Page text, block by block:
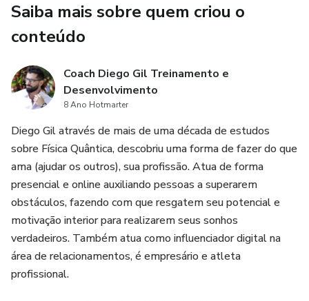
Saiba mais sobre quem criou o
conteúdo
Coach Diego Gil Treinamento e
Desenvolvimento
8 Ano Hotmarter
Diego Gil através de mais de uma década de estudos
sobre Física Quântica, descobriu uma forma de fazer do que
ama (ajudar os outros), sua profissão. Atua de forma
presencial e online auxiliando pessoas a superarem
obstáculos, fazendo com que resgatem seu potencial e
motivação interior para realizarem seus sonhos
verdadeiros. Também atua como influenciador digital na
área de relacionamentos, é empresário e atleta
profissional.